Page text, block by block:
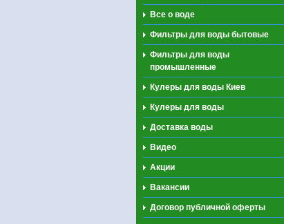
Все о воде
Фильтры для воды бытовые
Фильтры для воды
промышленные
Кулеры для воды Киев
Кулеры для воды
Доставка воды
Видео
Акции
Вакансии
Договор публичной оферты